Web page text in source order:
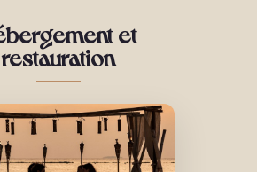
et
restauration